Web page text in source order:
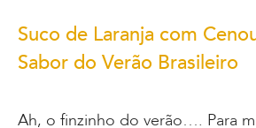
Suco de Laranja com
Sabor do Verão Brasileiro
Ah, o finzinho do verão…. Para